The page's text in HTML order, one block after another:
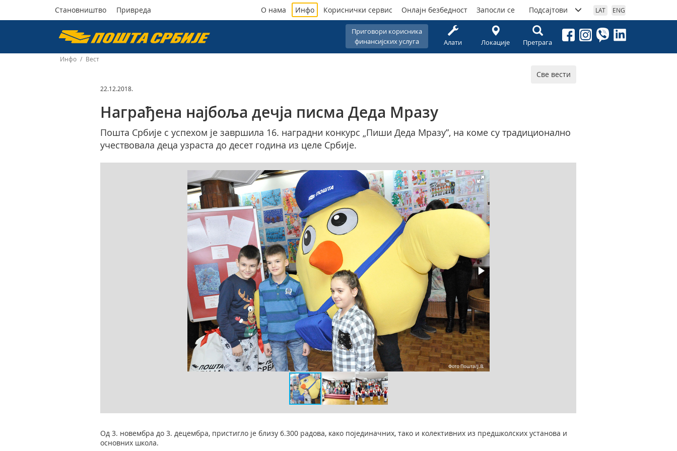
Пошта
Србије
Становништво Привреда
Приговори корисника
финансијских услуга
Алати Локације Претрага
О нама Инфо Кориснички сервис Онлајн безбедност Запосли се Подсајтови LAT ENG
Инфо / Вест
Све вести
22.12.2018.
Награђена најбоља дечја писма Деда Мразу
Пошта Србије с успехом је завршила 16. наградни конкурс „Пиши Деда Мразу”, на коме су традиционално
учествовала деца узраста до десет година из целе Србије.
Од 3. новембра до 3. децембра, пристигло је близу 6.300 радова, како појединачних, тако и колективних из предшколских установа и
основних школа.